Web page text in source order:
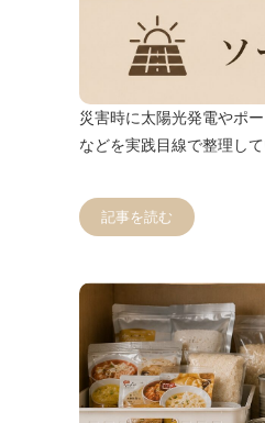
災害時に太陽光発電やポ
などを実践目線で整理して
記事を読む